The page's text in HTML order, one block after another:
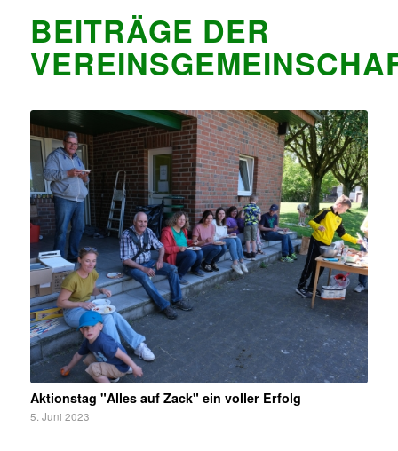
BEITRÄGE DER
Aktionstag "Alles auf Zack" ein voller Erfolg
5. Juni 2023